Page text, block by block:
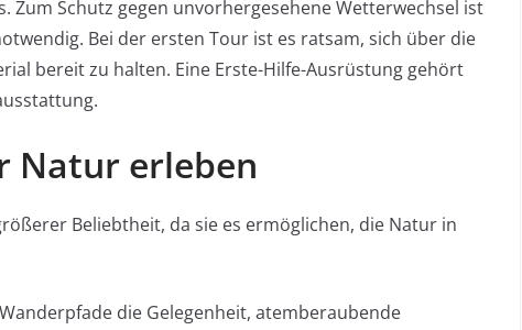
Zum Schutz gegen unvorhergesehene Wetterwechsel ist
Bei der ersten Tour ist es ratsam, sich über die
bereit zu halten. Eine Erste-Hilfe-Ausrüstung gehört
Natur erleben
Beliebtheit, da sie es ermöglichen, die Natur in
die Gelegenheit, atemberaubende